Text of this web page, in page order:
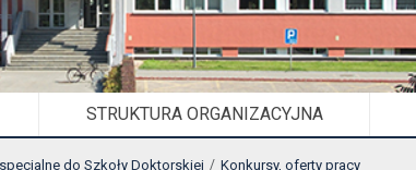
STRUKTURA ORGANIZACYJNA
do Szkoły Doktorskiej Konkursy, oferty pracy